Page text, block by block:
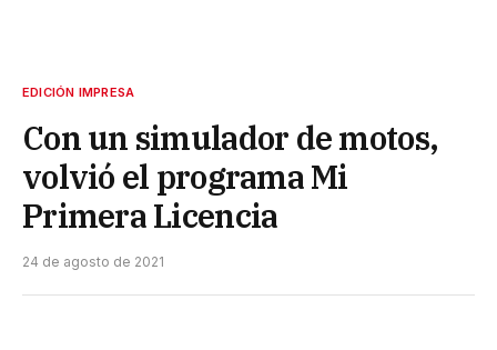
EDICIÓN IMPRESA
Con un simulador de motos,
volvió el programa Mi
Primera Licencia
24 de agosto de 2021